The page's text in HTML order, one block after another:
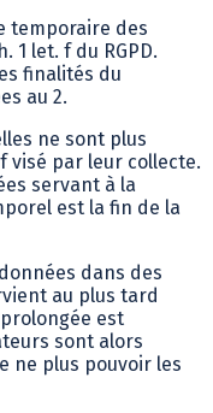
temporaire des
1 let. f du RGPD.
finalités du
au 2.
ne sont plus
visé par leur collecte.
servant à la
est la fin de la
dans des
au plus tard
est
sont alors
ne plus pouvoir les